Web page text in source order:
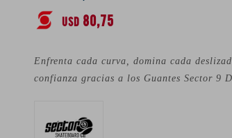
USD 80,75
Enfrenta cada curva, domina cada
confianza gracias a los Guantes Sector 9